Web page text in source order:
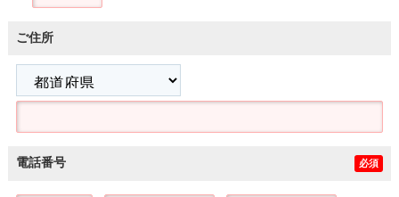
ご住所
電話番号 必須